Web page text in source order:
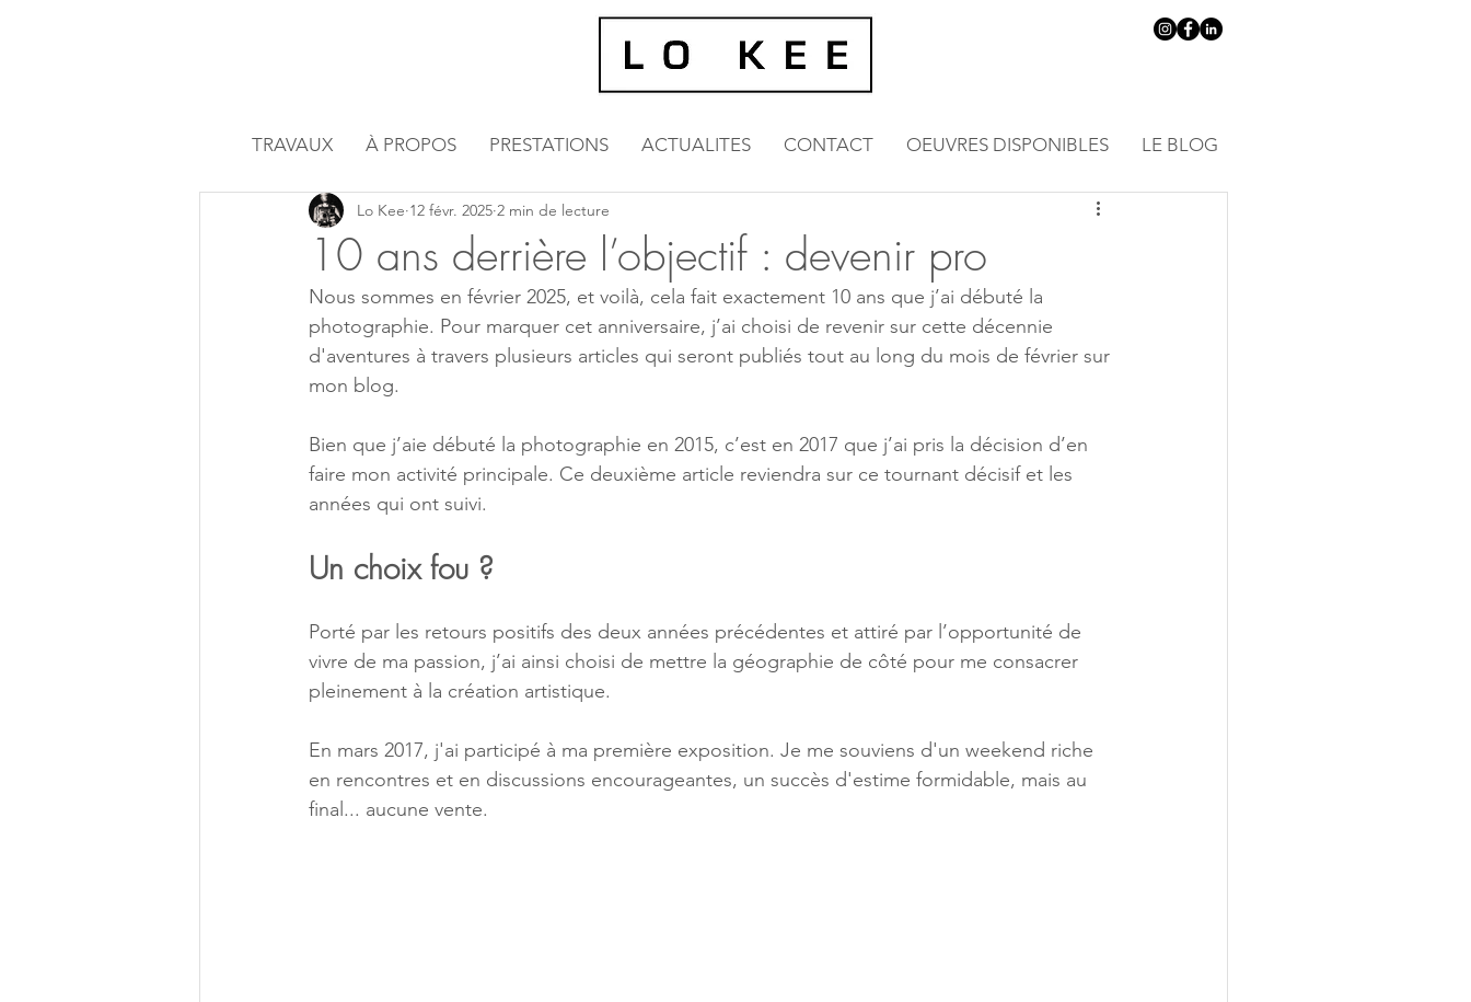
TRAVAUX À PROPOS PRESTATIONS ACTUALITES CONTACT OEUVRES DISPONIBLES LE BLOG
10 ans derrière l’objectif : devenir pro
Lo Kee 12 févr. 2025 2 min de lecture
Nous sommes en février 2025, et voilà, cela fait exactement 10 ans que j’ai débuté la
photographie. Pour marquer cet anniversaire, j’ai choisi de revenir sur cette décennie
d'aventures à travers plusieurs articles qui seront publiés tout au long du mois de février sur
mon blog.
Bien que j’aie débuté la photographie en 2015, c’est en 2017 que j’ai pris la décision d’en
faire mon activité principale. Ce deuxième article reviendra sur ce tournant décisif et les
années qui ont suivi.
Un choix fou ?
Porté par les retours positifs des deux années précédentes et attiré par l’opportunité de
vivre de ma passion, j’ai ainsi choisi de mettre la géographie de côté pour me consacrer
pleinement à la création artistique.
En mars 2017, j'ai participé à ma première exposition. Je me souviens d'un weekend riche
en rencontres et en discussions encourageantes, un succès d'estime formidable, mais au
final... aucune vente.